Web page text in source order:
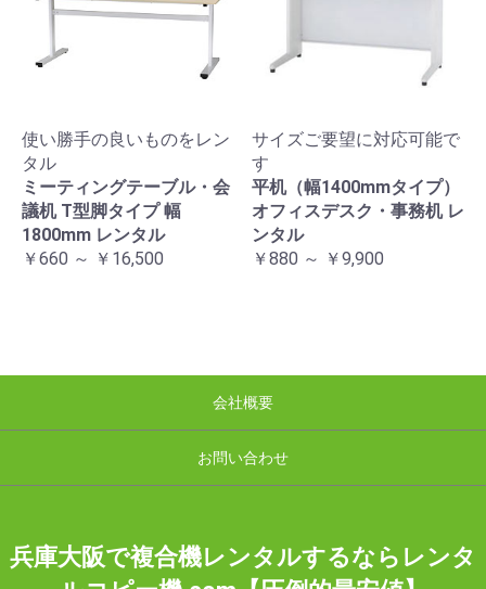
使い勝手の良いものをレン
タル
ミーティングテーブル・会
議机 T型脚タイプ 幅
1800mm レンタル
￥660 ～ ￥16,500
サイズご要望に対応可能で
す
平机（幅1400mmタイプ）
オフィスデスク・事務机 レ
ンタル
￥880 ～ ￥9,900
会社概要
お問い合わせ
兵庫大阪で複合機レンタルするならレンタ